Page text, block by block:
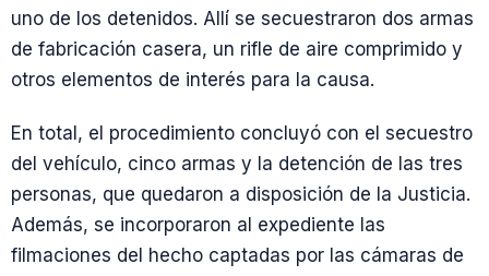
uno de los detenidos. Allí se secuestraron dos armas
de fabricación casera, un rifle de aire comprimido y
otros elementos de interés para la causa.
En total, el procedimiento concluyó con el secuestro
del vehículo, cinco armas y la detención de las tres
personas, que quedaron a disposición de la Justicia.
Además, se incorporaron al expediente las
filmaciones del hecho captadas por las cámaras de